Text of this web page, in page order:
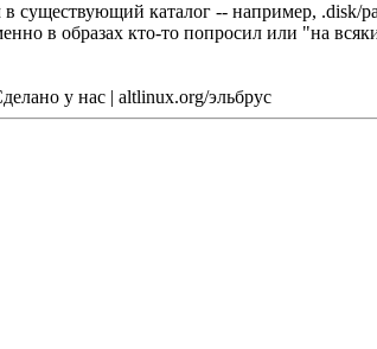
существующий каталог -- например, .disk/
в образах кто-то попросил или "на
у нас | altlinux.org/эльбрус